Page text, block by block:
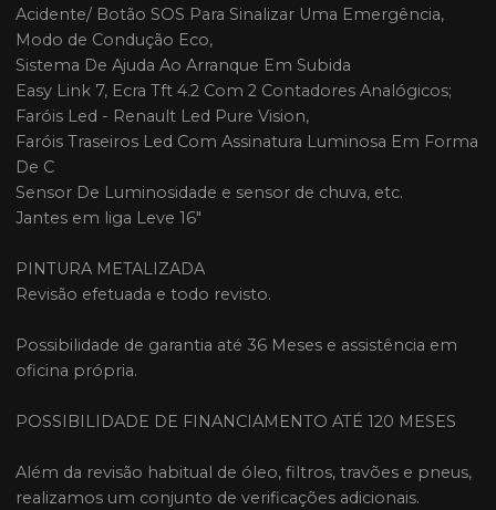
Acidente/ Botão SOS Para Sinalizar Uma Emergência,
Modo de Condução Eco,
Sistema De Ajuda Ao Arranque Em Subida
Easy Link 7, Ecra Tft 4.2 Com 2 Contadores Analógicos;
Faróis Led - Renault Led Pure Vision,
Faróis Traseiros Led Com Assinatura Luminosa Em Forma
De C
Sensor De Luminosidade e sensor de chuva, etc.
Jantes em liga Leve 16"
PINTURA METALIZADA
Revisão efetuada e todo revisto.
Possibilidade de garantia até 36 Meses e assistência em
oficina própria.
POSSIBILIDADE DE FINANCIAMENTO ATÉ 120 MESES
Além da revisão habitual de óleo, filtros, travões e pneus,
realizamos um conjunto de verificações adicionais.